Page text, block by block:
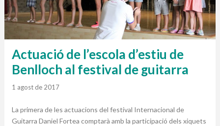
Actuació de l’escola d’estiu de
Benlloch al festival de guitarra
1 agost de 2017
La primera de les actuacions del festival Internacional de
Guitarra Daniel Fortea comptarà amb la participació dels xiquets